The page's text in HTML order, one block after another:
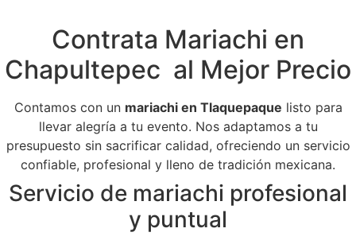
Contrata Mariachi en
Chapultepec al Mejor Precio
Contamos con un mariachi en Tlaquepaque listo para
llevar alegría a tu evento. Nos adaptamos a tu
presupuesto sin sacrificar calidad, ofreciendo un servicio
confiable, profesional y lleno de tradición mexicana.
Servicio de mariachi profesional
y puntual